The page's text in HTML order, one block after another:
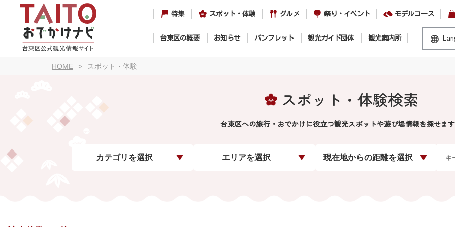
特集 スポット・体験 グルメ 祭り・イベント モデルコース
台東区の概要 お知らせ パンフレット 観光ガイド団体 観光案内所
HOME スポット・体験
スポット・体験検索
台東区への旅行・おでかけに役立つ観光スポットや遊び場情報を探せま
カテゴリを選択 エリアを選択 現在地からの距離を選択